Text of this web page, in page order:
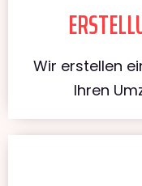
Wir erstellen
Ihren